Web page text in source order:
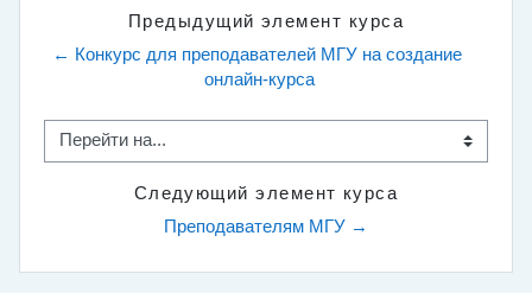
Предыдущий элемент курса
← Конкурс для преподавателей МГУ на создание
онлайн-курса
Перейти на...
Следующий элемент курса
Преподавателям МГУ →